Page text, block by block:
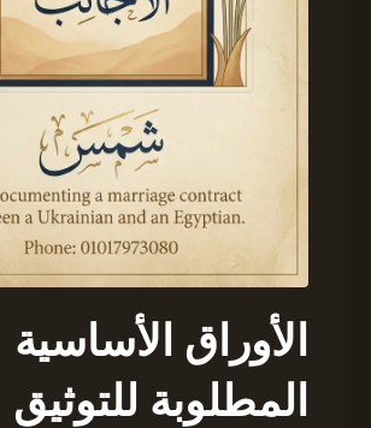
الأوراق الأساسية
المطلوبة للتوثيق